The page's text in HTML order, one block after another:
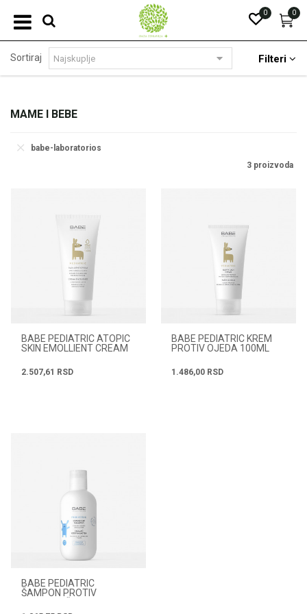
0
0
MAME I BEBE
Sortiraj Filteri
babe-laboratorios
3 proizvoda
BABE PEDIATRIC ATOPIC
SKIN EMOLLIENT CREAM
2.507,61 RSD
BABE PEDIATRIC KREM
PROTIV OJEDA 100ML
1.486,00 RSD
BABE PEDIATRIC
ŠAMPON PROTIV